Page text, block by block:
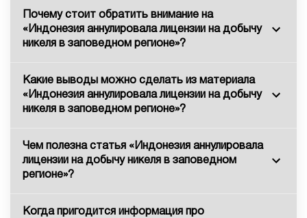
Почему стоит обратить внимание на
«Индонезия аннулировала лицензии на добычу
никеля в заповедном регионе»?
Какие выводы можно сделать из материала
«Индонезия аннулировала лицензии на добычу
никеля в заповедном регионе»?
Чем полезна статья «Индонезия аннулировала
лицензии на добычу никеля в заповедном
регионе»?
Когда пригодится информация про